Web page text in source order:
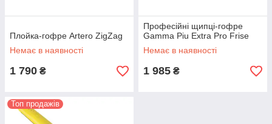
Плойка-гофре Artero ZigZag
Немає в наявності
1 790 ₴
Професійні щипці-гофре
Gamma Piu Extra Pro Frise
Немає в наявності
1 985 ₴
Топ продажів